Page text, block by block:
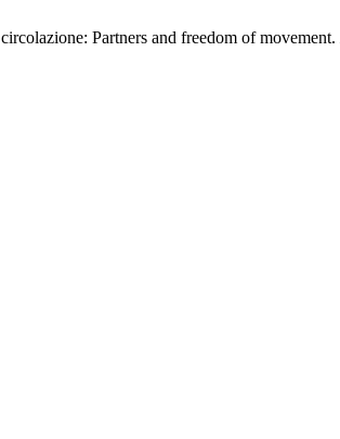
Partners and freedom of movement.